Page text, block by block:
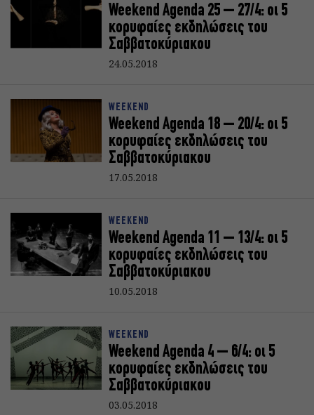
Weekend Agenda 25 – 27/4: oι 5
κορυφαίες εκδηλώσεις του
Σαββατοκύριακoυ
24.05.2018
WEEKEND
Weekend Agenda 18 – 20/4: oι 5
κορυφαίες εκδηλώσεις του
Σαββατοκύριακoυ
17.05.2018
WEEKEND
Weekend Agenda 11 – 13/4: oι 5
κορυφαίες εκδηλώσεις του
Σαββατοκύριακoυ
10.05.2018
WEEKEND
Weekend Agenda 4 – 6/4: oι 5
κορυφαίες εκδηλώσεις του
Σαββατοκύριακoυ
03.05.2018